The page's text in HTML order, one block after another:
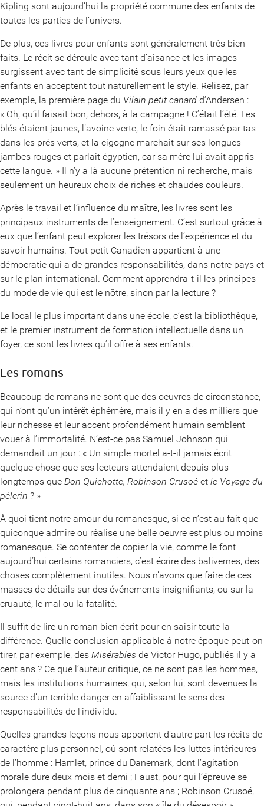
Kipling sont aujourd’hui la propriété commune des enfants de
toutes les parties de l’univers.
De plus, ces livres pour enfants sont généralement très bien
faits. Le récit se déroule avec tant d’aisance et les images
surgissent avec tant de simplicité sous leurs yeux que les
enfants en acceptent tout naturellement le style. Relisez, par
exemple, la première page du Vilain petit canard d’Andersen :
« Oh, qu’il faisait bon, dehors, à la campagne ! C’était l’été. Les
blés étaient jaunes, l’avoine verte, le foin était ramassé par tas
dans les prés verts, et la cigogne marchait sur ses longues
jambes rouges et parlait égyptien, car sa mère lui avait appris
cette langue. » Il n’y a là aucune prétention ni recherche, mais
seulement un heureux choix de riches et chaudes couleurs.
Après le travail et l’influence du maître, les livres sont les
principaux instruments de l’enseignement. C’est surtout grâce à
eux que l’enfant peut explorer les trésors de l’expérience et du
savoir humains. Tout petit Canadien appartient à une
démocratie qui a de grandes responsabilités, dans notre pays et
sur le plan international. Comment apprendra-t-il les principes
du mode de vie qui est le nôtre, sinon par la lecture ?
Le local le plus important dans une école, c’est la bibliothèque,
et le premier instrument de formation intellectuelle dans un
foyer, ce sont les livres qu’il offre à ses enfants.
Les romans
Beaucoup de romans ne sont que des oeuvres de circonstance,
qui n’ont qu’un intérêt éphémère, mais il y en a des milliers que
leur richesse et leur accent profondément humain semblent
vouer à l’immortalité. N’est-ce pas Samuel Johnson qui
demandait un jour : « Un simple mortel a-t-il jamais écrit
quelque chose que ses lecteurs attendaient depuis plus
longtemps que Don Quichotte, Robinson Crusoé et le Voyage du
pèlerin ? »
À quoi tient notre amour du romanesque, si ce n’est au fait que
quiconque admire ou réalise une belle oeuvre est plus ou moins
romanesque. Se contenter de copier la vie, comme le font
aujourd’hui certains romanciers, c’est écrire des balivernes, des
choses complètement inutiles. Nous n’avons que faire de ces
masses de détails sur des événements insignifiants, ou sur la
cruauté, le mal ou la fatalité.
Il suffit de lire un roman bien écrit pour en saisir toute la
différence. Quelle conclusion applicable à notre époque peut-on
tirer, par exemple, des Misérables de Victor Hugo, publiés il y a
cent ans ? Ce que l’auteur critique, ce ne sont pas les hommes,
mais les institutions humaines, qui, selon lui, sont devenues la
source d’un terrible danger en affaiblissant le sens des
responsabilités de l’individu.
Quelles grandes leçons nous apportent d’autre part les récits de
caractère plus personnel, où sont relatées les luttes intérieures
de l’homme : Hamlet, prince du Danemark, dont l’agitation
morale dure deux mois et demi ; Faust, pour qui l’épreuve se
prolongera pendant plus de cinquante ans ; Robinson Crusoé,